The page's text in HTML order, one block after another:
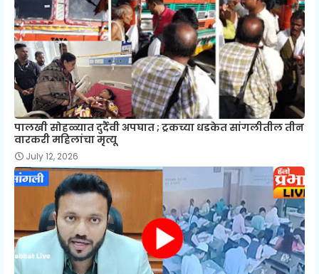
पालखी सोहळ्यात दुर्दैवी अपघात ; ट्रकच्या धडकेत सांगलीतील तीन
वारकरी महिलांचा मृत्यू
July 12, 2026